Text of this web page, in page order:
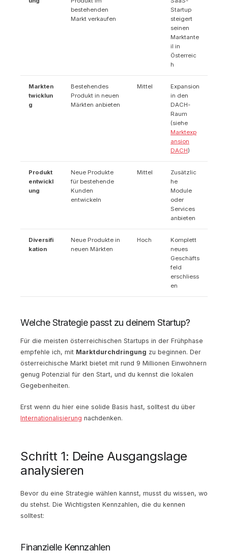
bestehenden
Markt verkaufen
Startup
steigert
seinen
Marktante
il in
Österreic
h
Markten
twicklun
g
Bestehendes
Produkt in neuen
Märkten anbieten
Mittel
Expansion
in den
DACH-
Raum
(siehe
Marktexp
ansion
DACH)
Produkt
entwickl
ung
Neue Produkte
für bestehende
Kunden
entwickeln
Mittel
Zusätzlic
he
Module
oder
Services
anbieten
Diversifi
kation
Neue Produkte in
neuen Märkten
Hoch
Komplett
neues
Geschäfts
feld
erschliess
en
Welche Strategie passt zu deinem Startup?
Für die meisten österreichischen Startups in der Frühphase
empfehle ich, mit Marktdurchdringung zu beginnen. Der
österreichische Markt bietet mit rund 9 Millionen Einwohnern
genug Potenzial für den Start, und du kennst die lokalen
Gegebenheiten.
Erst wenn du hier eine solide Basis hast, solltest du über
Internationalisierung nachdenken.
Schritt 1: Deine Ausgangslage
analysieren
Bevor du eine Strategie wählen kannst, musst du wissen, wo
du stehst. Die Wichtigsten Kennzahlen, die du kennen
solltest:
Finanzielle Kennzahlen